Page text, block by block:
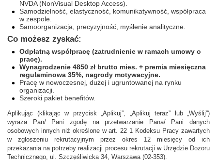
NVDA (NonVisual Desktop Access).
Samodzielność, elastyczność, komunikatywność, współpraca
w zespole.
Samoorganizacja, precyzyjność, myślenie analityczne.
Co możesz zyskać:
Odpłatną współpracę (zatrudnienie w ramach umowy o
pracę).
Wynagrodzenie 4850 zł brutto mies. + premia miesięczna
regulaminowa 35%, nagrody motywacyjne.
Pracę w nowoczesnej, dużej i ugruntowanej na rynku
organizacji.
Szeroki pakiet benefitów.
Aplikując (klikając w przycisk „Aplikuj”, „Aplikuj teraz” lub „Wyślij”)
wyraża Pan/ Pani zgodę na przetwarzanie Pana/ Pani danych
osobowych innych niż określone w art. 22 1 Kodeksu Pracy zawartych
w zgłoszeniu rekrutacyjnym przez okres 12 miesięcy od ich
przekazania na potrzeby realizacji procesu rekrutacji w Urzędzie Dozoru
Technicznego, ul. Szczęśliwicka 34, Warszawa (02-353).